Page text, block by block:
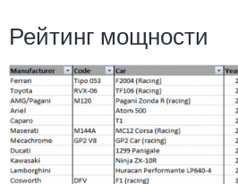
Рейтинг мощности